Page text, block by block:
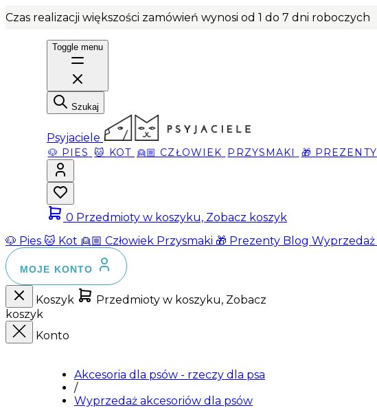
Czas realizacji większości zamówień wynosi od 1 do 7 dni roboczych
Toggle menu
Szukaj
Psyjaciele
🐶 PIES 🐱 KOT 👱🏼 CZŁOWIEK PRZYSMAKI 🎁 PREZENTY
0 Przedmioty w koszyku, Zobacz koszyk
🐶 Pies 🐱 Kot 👱🏼 Człowiek Przysmaki 🎁 Prezenty Blog Wyprzedaż
MOJE KONTO
Koszyk
Przedmioty w koszyku, Zobacz
koszyk
Konto
Akcesoria dla psów - rzeczy dla psa
/
Wyprzedaż akcesoriów dla psów